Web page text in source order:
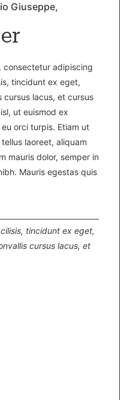
Giuseppe,
consectetur adipiscing
tincidunt ex eget,
cursus lacus, et cursus
ut euismod ex
orci turpis. Etiam ut
laoreet, aliquam
mauris dolor, semper in
Mauris egestas quis
tincidunt ex eget,
cursus lacus, et